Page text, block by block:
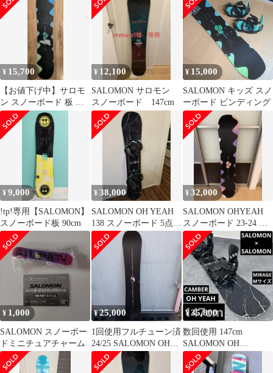
送OK 13000 サロモン
¥ 15,700
【お値下げ中】サロモ
ン スノーボード 板 キ
ッズ ユース 120
¥ 12,100
SALOMON サロモン
スノーボード 147cm
¥ 15,000
SALOMON キッズ スノ
ーボード ビンディング
¥9,000
!tp!専用【SALOMON】
スノーボード板 90cm
¥38,000
SALOMON OH YEAH
138 スノーボード 5点セ
ット
¥32,000
SALOMON OHYEAH
スノーボード 23-24 レ
ディース
¥ 1,000
SALOMON スノーボー
ドミニチュアチャーム
¥25,000
1回使用フルチューン済
24/25 SALOMON OH
YEAH 143cm
¥35,800
数回使用 147cm
SALOMON OH
YEAH×MIRAGE Mサイ
ズ